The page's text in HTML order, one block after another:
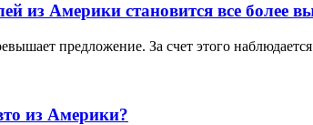
из Америки становится все более
предложение. За счет этого
из Америки?